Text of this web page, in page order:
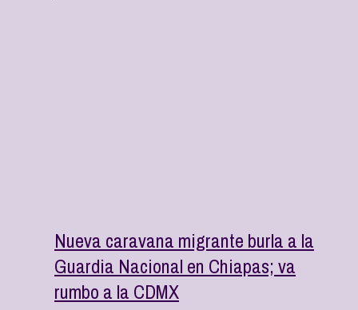
Nueva caravana migrante burla a la
Guardia Nacional en Chiapas; va
rumbo a la CDMX